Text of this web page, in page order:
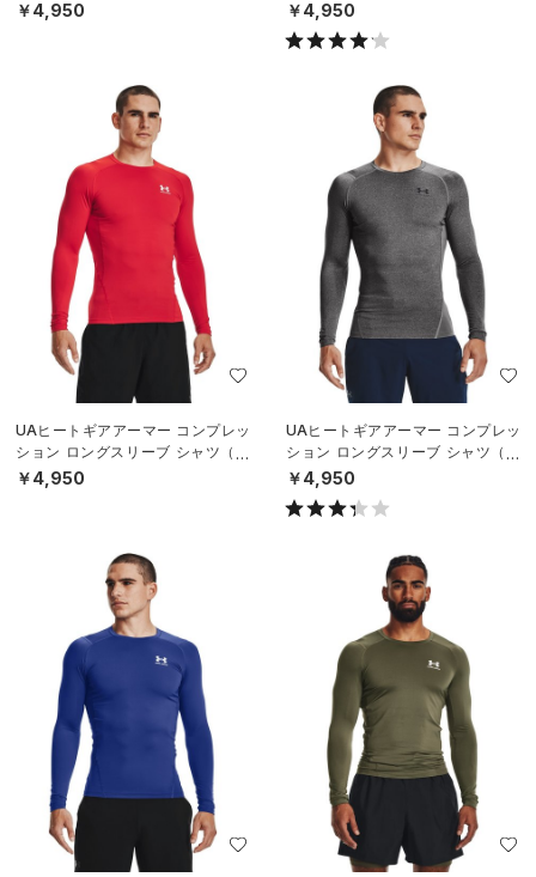
レーニング/MEN）
￥4,950 レーニング/MEN）
￥4,950
UAヒートギアアーマー コンプレッ
ション ロングスリーブ シャツ（ト
レーニング/MEN）
￥4,950
UAヒートギアアーマー コンプレッ
ション ロングスリーブ シャツ（ト
レーニング/MEN）
￥4,950